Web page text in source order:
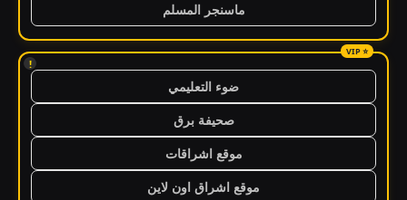
ماسنجر المسلم
!
ضوء التعليمي
صحيفة برق
موقع اشراقات
موقع اشراق اون لاين